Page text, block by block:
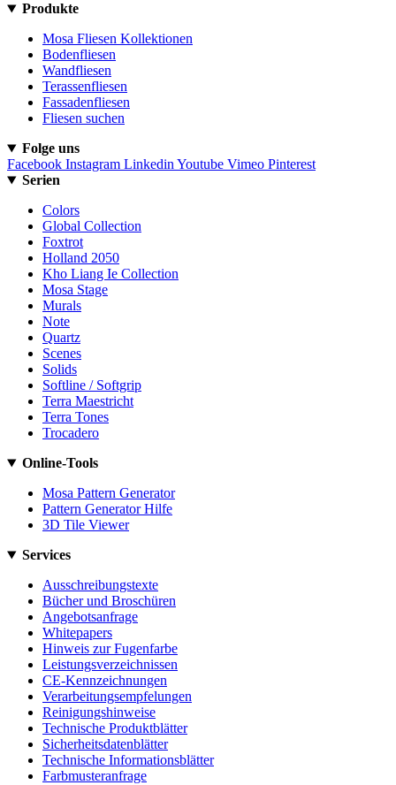
Produkte
Mosa Fliesen Kollektionen
Bodenfliesen
Wandfliesen
Terassenfliesen
Fassadenfliesen
Fliesen suchen
Folge uns
Facebook Instagram Linkedin Youtube Vimeo Pinterest
Serien
Colors
Global Collection
Foxtrot
Holland 2050
Kho Liang Ie Collection
Mosa Stage
Murals
Note
Quartz
Scenes
Solids
Softline / Softgrip
Terra Maestricht
Terra Tones
Trocadero
Online-Tools
Mosa Pattern Generator
Pattern Generator Hilfe
3D Tile Viewer
Services
Ausschreibungstexte
Bücher und Broschüren
Angebotsanfrage
Whitepapers
Hinweis zur Fugenfarbe
Leistungsverzeichnissen
CE-Kennzeichnungen
Verarbeitungsempfelungen
Reinigungshinweise
Technische Produktblätter
Sicherheitsdatenblätter
Technische Informationsblätter
Farbmusteranfrage